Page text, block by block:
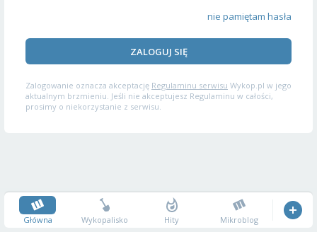
nie pamiętam hasła
ZALOGUJ SIĘ
Zalogowanie oznacza akceptację Regulaminu serwisu Wykop.pl w jego
aktualnym brzmieniu. Jeśli nie akceptujesz Regulaminu w całości,
prosimy o niekorzystanie z serwisu.
Główna Wykopalisko Hity Mikroblog